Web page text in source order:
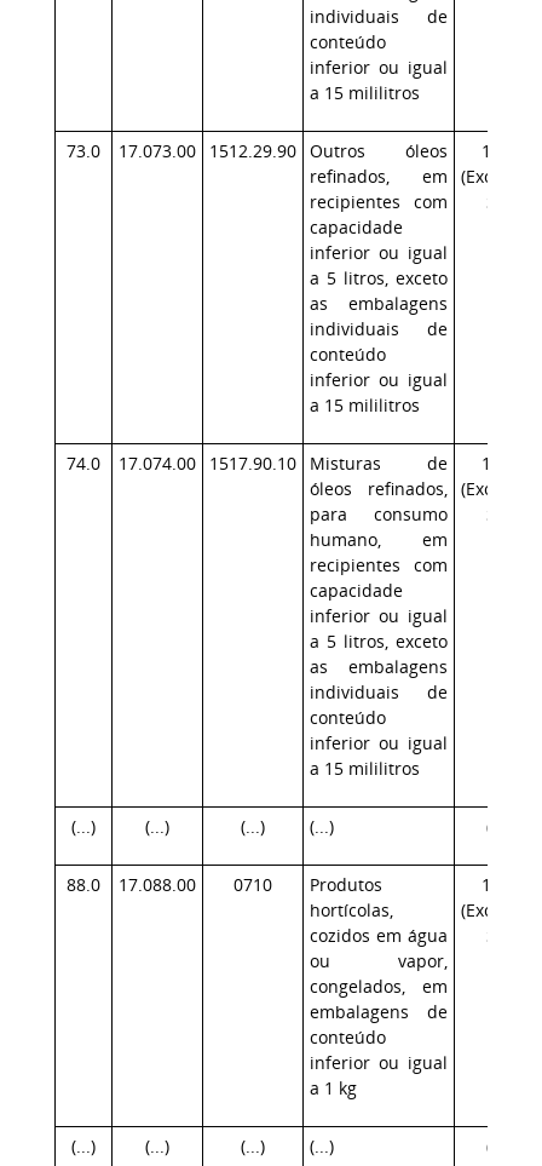
individuais de
conteúdo
inferior ou igual
a 15 mililitros
73.0 17.073.00 1512.29.90 Outros óleos
refinados, em
recipientes com
capacidade
inferior ou igual
a 5 litros, exceto
as embalagens
individuais de
conteúdo
inferior ou igual
a 15 mililitros
17.1
(Exceção:
SP)
74.0 17.074.00 1517.90.10
Misturas de
óleos refinados,
para consumo
humano, em
recipientes com
capacidade
inferior ou igual
a 5 litros, exceto
as embalagens
individuais de
conteúdo
inferior ou igual
a 15 mililitros
17.1
(Exceção:
SP)
(...) (...) (...) (...) (...)
88.0 17.088.00 0710
Produtos
hortícolas,
cozidos em água
ou vapor,
congelados, em
embalagens de
conteúdo
inferior ou igual
a 1 kg
17.1
(Exceção:
SP)
(...) (...) (...) (...) (...)